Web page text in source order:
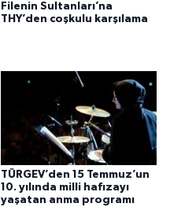
Filenin Sultanları’na
THY’den coşkulu karşılama
TÜRGEV’den 15 Temmuz’un
10. yılında milli hafızayı
yaşatan anma programı